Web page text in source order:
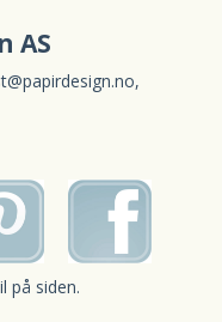
AS
,
på siden.